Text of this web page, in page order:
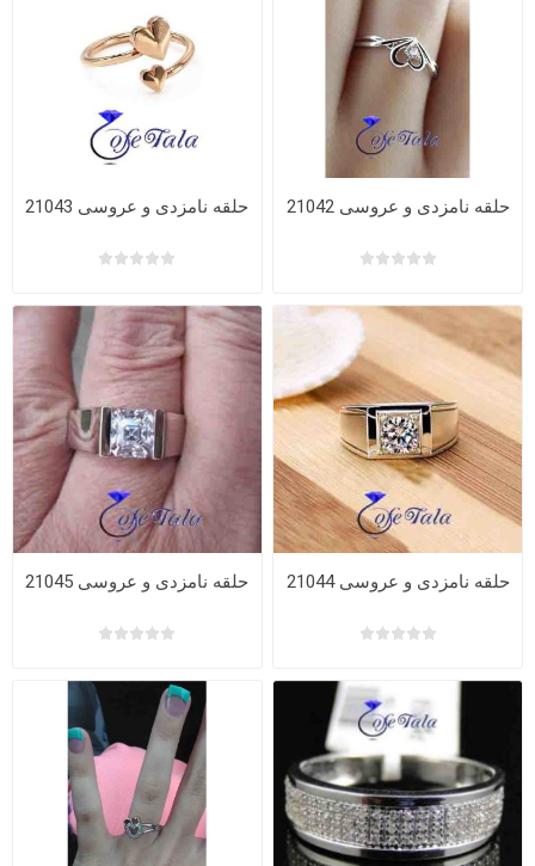
حلقه نامزدی و عروسی 21042 حلقه نامزدی و عروسی 21043
حلقه نامزدی و عروسی 21044 حلقه نامزدی و عروسی 21045